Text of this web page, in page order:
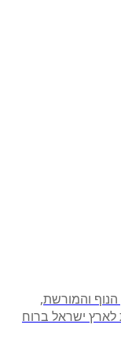
והמורשת,
לארץ ישראל ברוח